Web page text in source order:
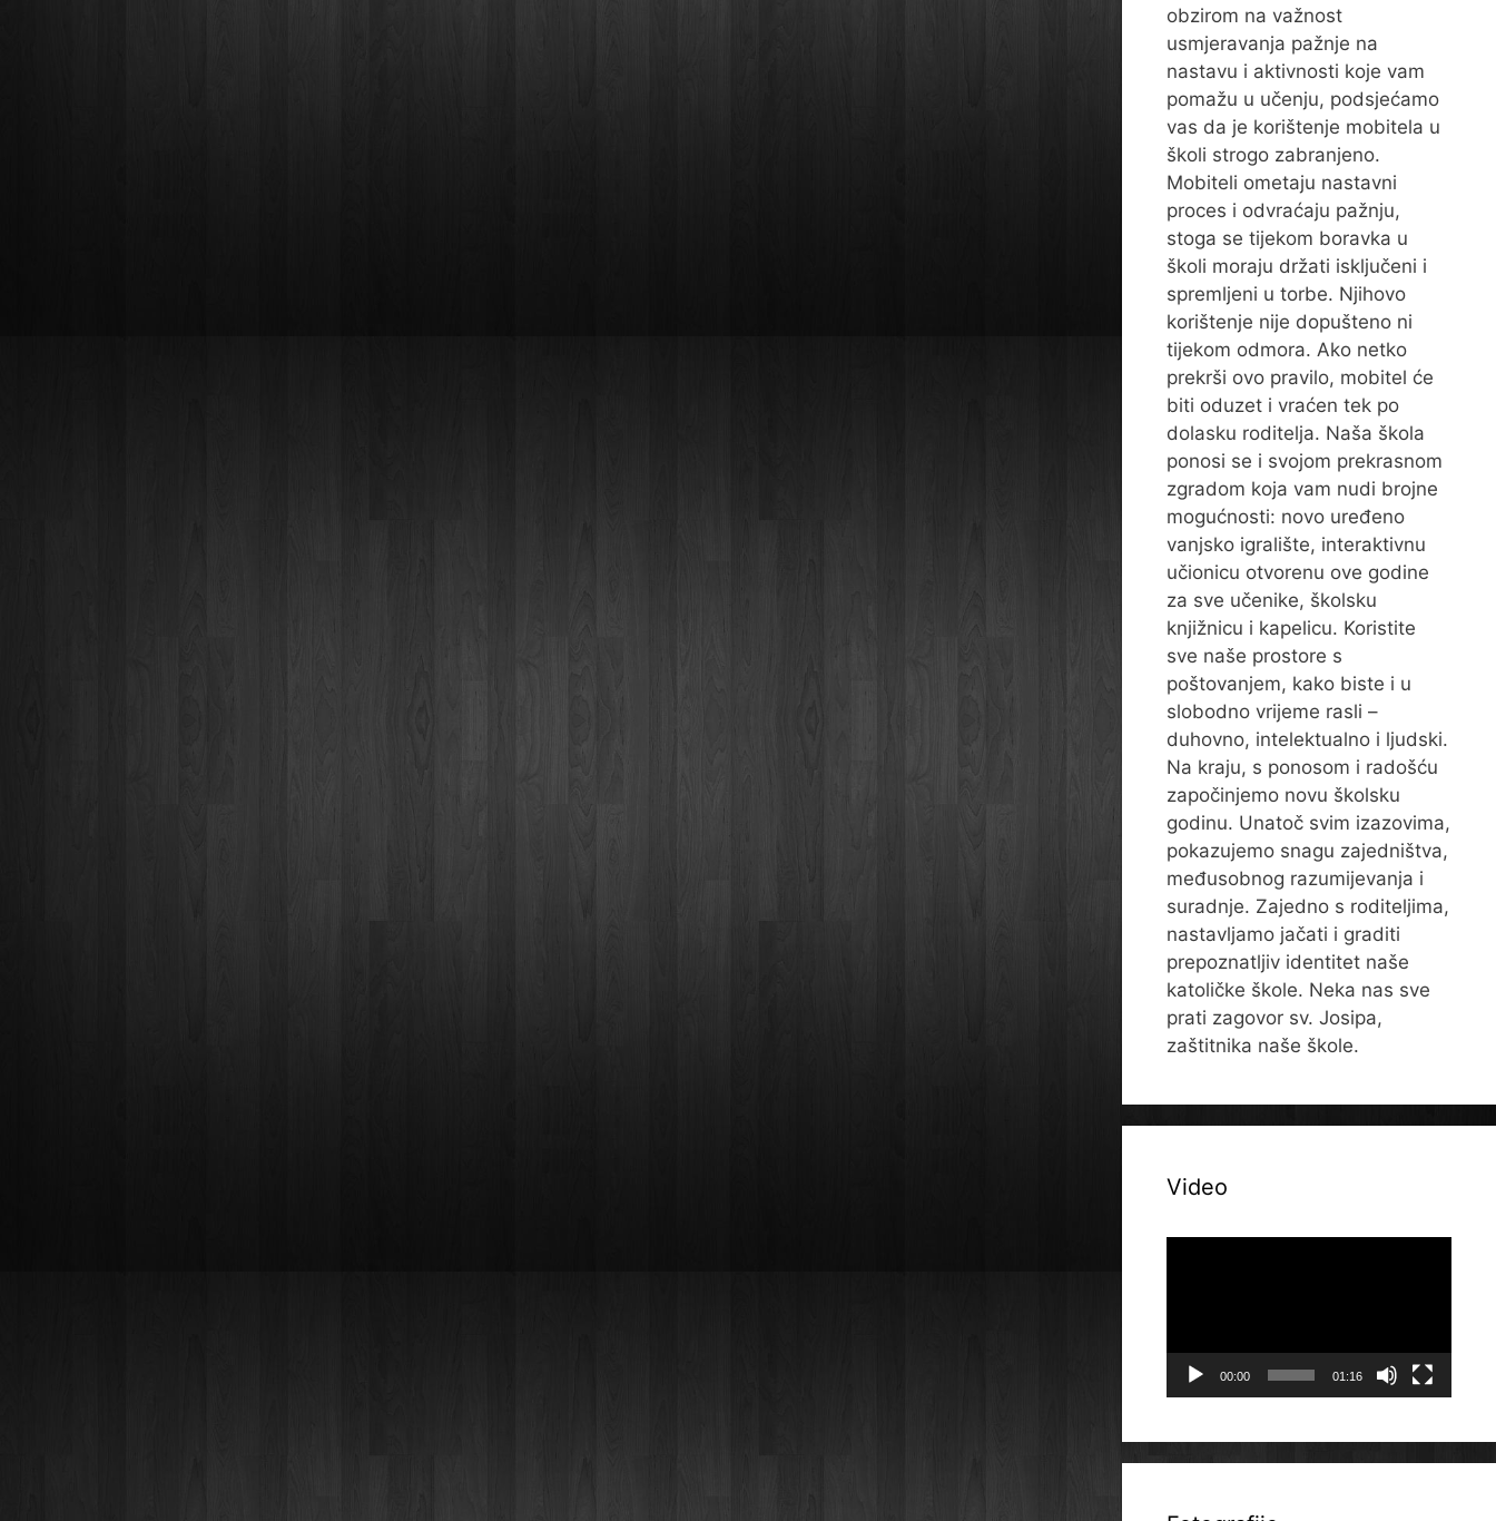
obzirom na važnost
usmjeravanja pažnje na
nastavu i aktivnosti koje vam
pomažu u učenju, podsjećamo
vas da je korištenje mobitela u
školi strogo zabranjeno.
Mobiteli ometaju nastavni
proces i odvraćaju pažnju,
stoga se tijekom boravka u
školi moraju držati isključeni i
spremljeni u torbe. Njihovo
korištenje nije dopušteno ni
tijekom odmora. Ako netko
prekrši ovo pravilo, mobitel će
biti oduzet i vraćen tek po
dolasku roditelja. Naša škola
ponosi se i svojom prekrasnom
zgradom koja vam nudi brojne
mogućnosti: novo uređeno
vanjsko igralište, interaktivnu
učionicu otvorenu ove godine
za sve učenike, školsku
knjižnicu i kapelicu. Koristite
sve naše prostore s
poštovanjem, kako biste i u
slobodno vrijeme rasli –
duhovno, intelektualno i ljudski.
Na kraju, s ponosom i radošću
započinjemo novu školsku
godinu. Unatoč svim izazovima,
pokazujemo snagu zajedništva,
međusobnog razumijevanja i
suradnje. Zajedno s roditeljima,
nastavljamo jačati i graditi
prepoznatljiv identitet naše
katoličke škole. Neka nas sve
prati zagovor sv. Josipa,
zaštitnika naše škole.
Video
00:00 01:16